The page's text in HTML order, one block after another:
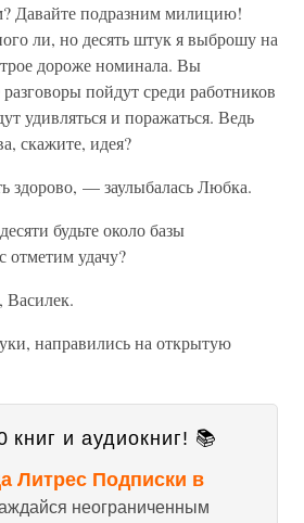
Давайте подразним милицию!
ли, но десять штук я выброшу на
дороже номинала. Вы
разговоры пойдут среди работников
удивляться и поражаться. Ведь
скажите, идея?
здорово, — заулыбалась Любка.
будьте около базы
отметим удачу?
Василек.
направились на открытую
книг и аудиокниг! 📚
Литрес Подписки в
неограниченным